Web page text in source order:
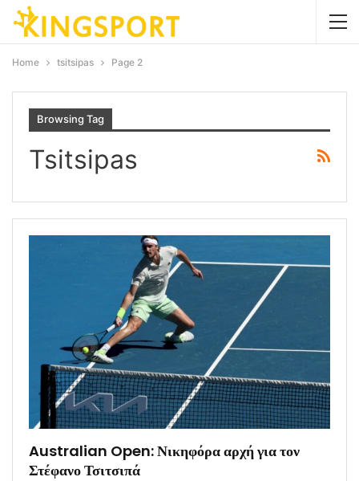
Home tsitsipas Page 2
Browsing Tag
Tsitsipas
Australian Open: Νικηφόρα αρχή για τον
Στέφανο Τσιτσιπά